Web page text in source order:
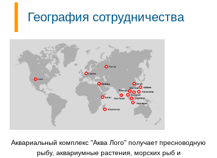
География сотрудничества
Аквариальный комплекс "Аква Лого" получает пресноводную
рыбу, аквариумные растения, морских рыб и